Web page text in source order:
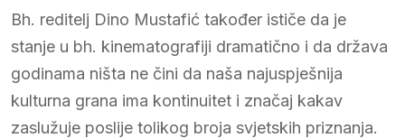
Bh. reditelj Dino Mustafić također ističe da je
stanje u bh. kinematografiji dramatično i da država
godinama ništa ne čini da naša najuspješnija
kulturna grana ima kontinuitet i značaj kakav
zaslužuje poslije tolikog broja svjetskih priznanja.